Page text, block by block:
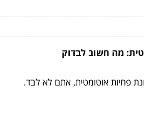
מה חשוב לבדוק
פחיות אוטומטית, אתם לא לבד.